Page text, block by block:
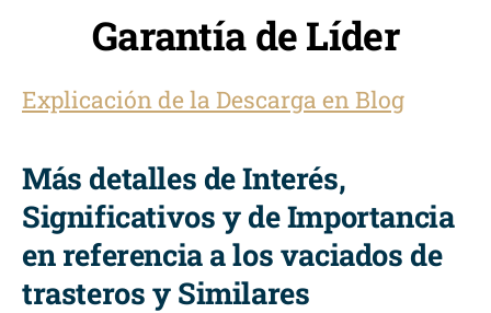
Garantía de Líder
Explicación de la Descarga en Blog
Más detalles de Interés,
Significativos y de Importancia
en referencia a los vaciados de
trasteros y Similares